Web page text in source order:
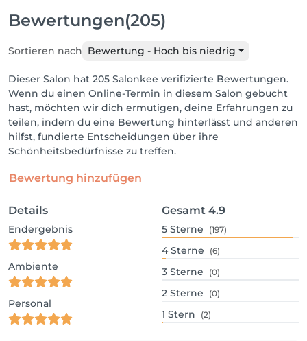
Bewertungen(205)
Sortieren nach Bewertung - Hoch bis niedrig
Dieser Salon hat 205 Salonkee verifizierte Bewertungen.
Wenn du einen Online-Termin in diesem Salon gebucht
hast, möchten wir dich ermutigen, deine Erfahrungen zu
teilen, indem du eine Bewertung hinterlässt und anderen
hilfst, fundierte Entscheidungen über ihre
Schönheitsbedürfnisse zu treffen.
Bewertung hinzufügen
Details
Endergebnis
Ambiente
Personal
Gesamt 4.9
5 Sterne (197)
4 Sterne (6)
3 Sterne (0)
2 Sterne (0)
1 Stern (2)